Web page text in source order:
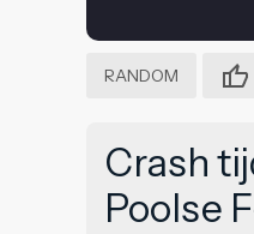
RANDOM
Crash
Poolse